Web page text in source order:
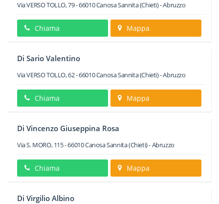
Via VERSO TOLLO, 79-66010Canosa Sannita(Chieti) -Abruzzo
Chiama Mappa
Di Sario Valentino
Via VERSO TOLLO, 62-66010Canosa Sannita(Chieti) -Abruzzo
Chiama Mappa
Di Vincenzo Giuseppina Rosa
Via S. MORO, 115-66010Canosa Sannita(Chieti) -Abruzzo
Chiama Mappa
Di Virgilio Albino